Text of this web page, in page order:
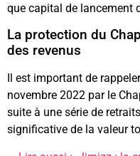
que capital de lancement
La protection du
des revenus
Il est important de
novembre 2022 par le
suite à une série de
significative de la valeur